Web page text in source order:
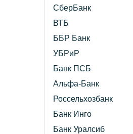
СберБанк
ВТБ
ББР Банк
УБРиР
Банк ПСБ
Альфа-Банк
Россельхозбанк
Банк Инго
Банк Уралсиб